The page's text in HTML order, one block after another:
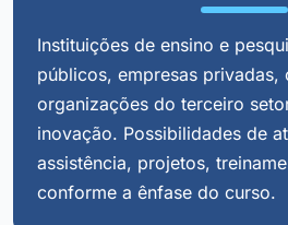
Instituições de ensino e
públicos, empresas privadas,
organizações do terceiro
inovação. Possibilidades de
assistência, projetos,
conforme a ênfase do curso.